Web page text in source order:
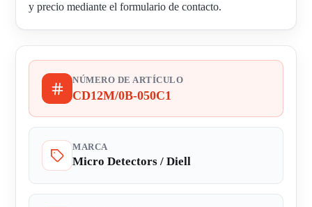
y precio mediante el formulario de contacto.
NÚMERO DE ARTÍCULO
CD12M/0B-050C1
MARCA
Micro Detectors / Diell